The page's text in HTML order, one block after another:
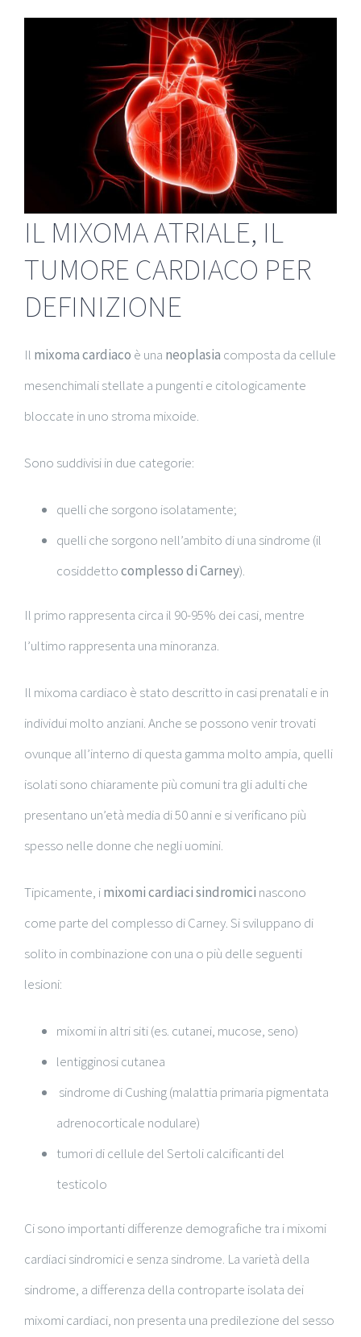
IL MIXOMA ATRIALE, IL
TUMORE CARDIACO PER
DEFINIZIONE
Il mixomacardiaco è una neoplasia composta da cellule
mesenchimali stellate a pungenti e citologicamente
bloccate in uno stroma mixoide.
Sono suddivisi in due categorie:
quelli che sorgono isolatamente;
quelli che sorgono nell’ambito di una sindrome (il
cosiddettocomplesso di Carney).
Il primo rappresenta circa il 90-95% dei casi, mentre
l’ultimo rappresenta una minoranza.
Il mixoma cardiaco è stato descritto in casi prenatali e in
individui molto anziani. Anche se possono venir trovati
ovunque all’interno di questa gamma molto ampia, quelli
isolati sono chiaramente più comuni tra gli adulti che
presentano un’età media di 50 anni e si verificano più
spesso nelle donne che negli uomini.
Tipicamente, imixomi cardiaci sindromici nascono
come parte del complesso di Carney. Si sviluppano di
solito in combinazione con una o più delle seguenti
lesioni:
mixomi in altri siti (es. cutanei, mucose, seno)
lentigginosi cutanea
sindrome di Cushing (malattia primaria pigmentata
adrenocorticale nodulare)
tumori di cellule del Sertoli calcificanti del
testicolo
Ci sono importanti differenze demografiche tra i mixomi
cardiaci sindromici e senza sindrome. La varietà della
sindrome, a differenza della controparte isolata dei
mixomi cardiaci, non presenta una predilezione del sesso